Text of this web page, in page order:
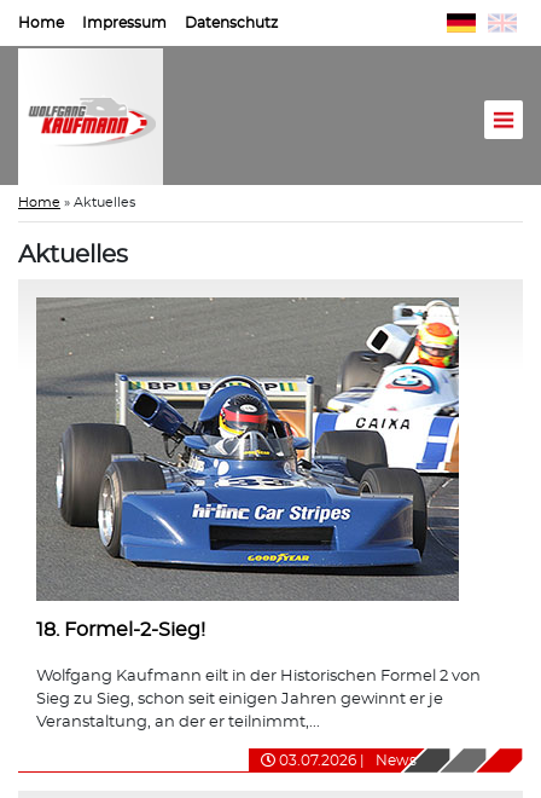
Home Impressum Datenschutz
Home » Aktuelles
Aktuelles
18. Formel-2-Sieg!
Wolfgang Kaufmann eilt in der Historischen Formel 2 von
Sieg zu Sieg, schon seit einigen Jahren gewinnt er je
Veranstaltung, an der er teilnimmt,...
03.07.2026 News